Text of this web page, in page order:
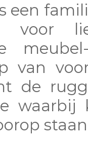
een
voor
van
de
waarbij